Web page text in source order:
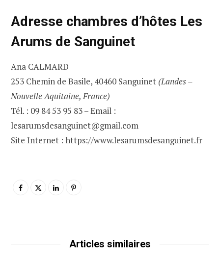
Adresse chambres d’hôtes Les
Arums de Sanguinet
Ana CALMARD
253 Chemin de Basile, 40460 Sanguinet (Landes –
Nouvelle Aquitaine, France)
Tél. : 09 84 53 95 83 – Email :
lesarumsdesanguinet@gmail.com
Site Internet : https://www.lesarumsdesanguinet.fr
Articles similaires